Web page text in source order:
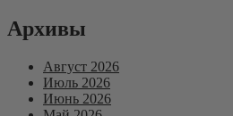
Архивы
Август 2026
Июль 2026
Июнь 2026